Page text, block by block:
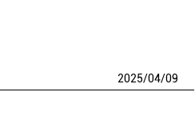
2025/04/09